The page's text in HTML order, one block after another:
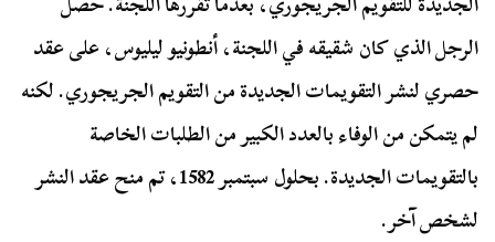
الرجل الذي كان شقيقه في اللجنة، أنطونيو ليليوس، على عقد
حصري لنشر التقويمات الجديدة من التقويم الجريجوري. لكنه
لم يتمكن من الوفاء بالعدد الكبير من الطلبات الخاصة
بالتقويمات الجديدة. بحلول سبتمبر 1582، تم منح عقد النشر
لشخص آخر.